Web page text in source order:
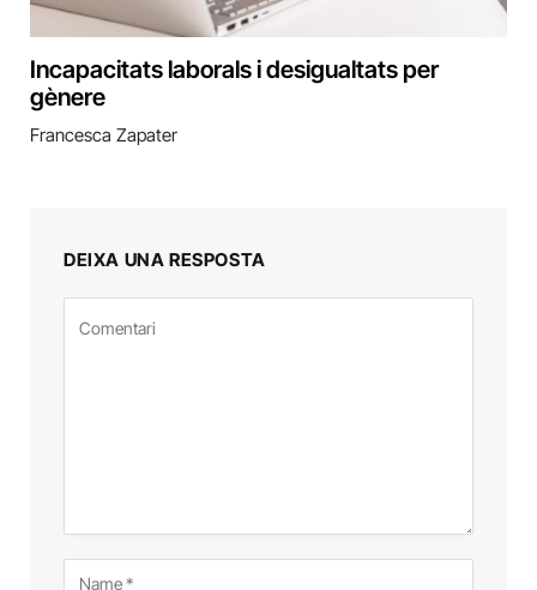
Incapacitats laborals i desigualtats per
gènere
Francesca Zapater
DEIXA UNA RESPOSTA